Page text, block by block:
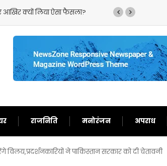
सनी देओल के लौटाए अच्छे दिन,फिर से बन गए दर्शकों का खास
राजनिति मनोरंजन अपराध
ने पाकिस्तान सरकार को दी चेतावनी